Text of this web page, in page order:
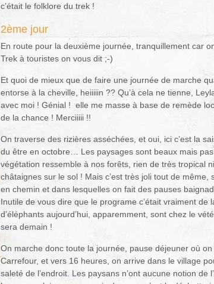
c’était le folklore du trek !
2ème jour
En route pour la deuxième journée, tranquillement car
Trek à touristes on vous dit ;-)
Et quoi de mieux que de faire une journée de marche
entorse à la cheville, heiiiiin ?? Qu’à cela ne tienne,
avec moi ! Génial ! elle me masse à base de remède
de la chance ! Merciiiii !!
On traverse des rizières asséchées, et oui, ici c’est la
du être en octobre… Les paysages sont beaux mais
végétation ressemble à nos forêts, rien de très tropical
châtaignes sur le sol ! Mais c’est très joli tout de même,
en chemin et dans lesquelles on fait des pauses
Inutile de vous dire que le programe c’était vraiment de
d’éléphants aujourd’hui, apparemment, sont chez le
sera demain !
On marche donc toute la journée, pause déjeuner où
Carrefour, et vers 16 heures, on arrive dans le village
saleté de l’endroit. Les paysans n’ont aucune notion de